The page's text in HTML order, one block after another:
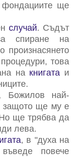
фондациите ще
случай. Съдът
спиране на
произнасянето
това
на книгата и
Божилов най-
защото ще му е
ще трябва да
лева.
, в "духа на
повече